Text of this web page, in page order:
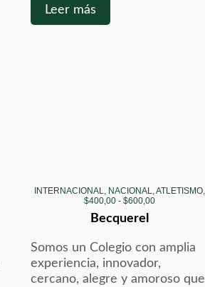
Leer más
INTERNACIONAL, NACIONAL, ATLETISMO,
$400,00 - $600,00
Becquerel
Somos un Colegio con amplia
experiencia, innovador,
cercano, alegre y amoroso que